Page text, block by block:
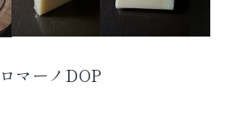
マーノDOP